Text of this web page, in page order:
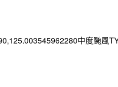
中度颱風